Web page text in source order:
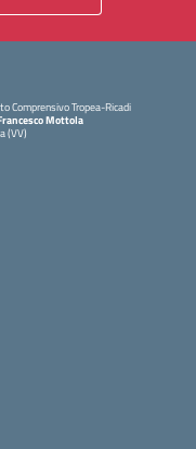
Comprensivo Tropea-Ricadi
Mottola
(VV)
la pagina iniziale della scuola